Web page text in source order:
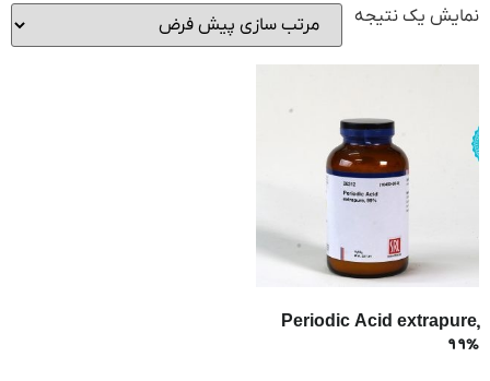
نمایش یک نتیجه
Periodic Acid extrapure,
99%